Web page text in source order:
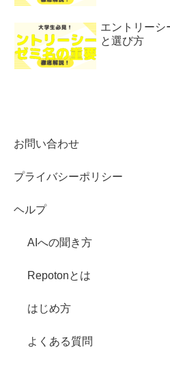
エントリーシ
と選び方
お問い合わせ
プライバシーポリシー
ヘルプ
AIへの聞き方
Repotonとは
はじめ方
よくある質問